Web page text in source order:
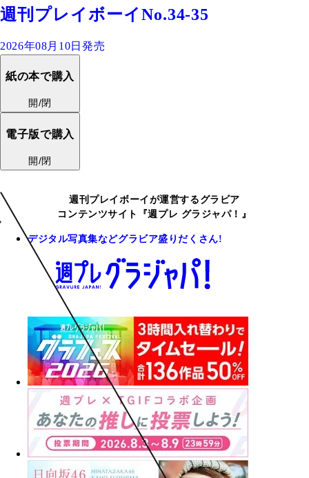
週刊プレイボーイNo.34-35
2026年08月10日発売
紙の本で購入
開/閉
電子版で購入
開/閉
週刊プレイボーイが運営するグラビア
コンテンツサイト『週プレ グラジャパ！』
デジタル写真集などグラビア盛りだくさん!